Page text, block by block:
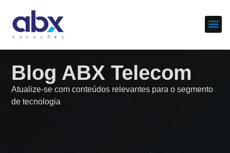
Blog ABX Telecom
Atualize-se com conteúdos relevantes para o segmento
de tecnologia